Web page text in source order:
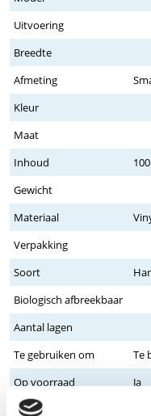
Uitvoering
Breedte
Afmeting
Kleur
Maat
Inhoud
Gewicht
Materiaal
Verpakking
Soort
Biologisch afbreekbaar
Aantal lagen
Te gebruiken om
Te
Op voorraad
Ja